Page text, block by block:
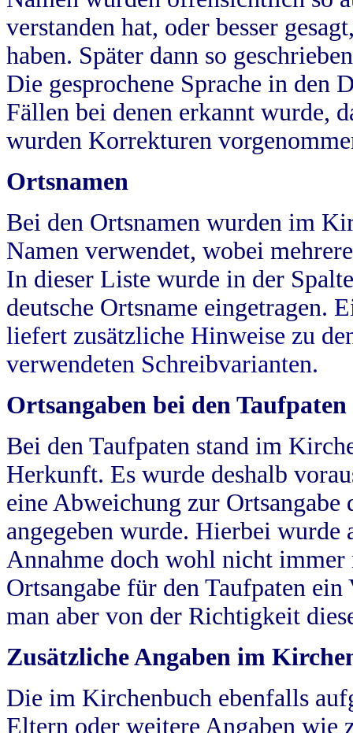
verstanden hat, oder besser
haben. Später dann so
Die gesprochene Sprache in
Fällen bei denen erkannt wurde,
wurden Korrekturen
Ortsnamen
Bei den Ortsnamen wurden im
Namen verwendet, wobei
In dieser Liste wurde in der
deutsche Ortsname eingetragen.
liefert zusätzliche Hinweise zu
verwendeten Schreibvarianten.
Ortsangaben bei den Taufpaten
Bei den Taufpaten stand im
Herkunft. Es wurde deshalb
eine Abweichung zur
angegeben wurde. Hierbei wurde
Annahme doch wohl nicht
Ortsangabe für den Taufpaten
man aber von der Richtigkeit
Zusätzliche Angaben im
Die im Kirchenbuch ebenfalls
Eltern oder weitere Angaben wie